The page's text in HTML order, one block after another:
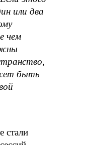
или два
чем
быть
стали